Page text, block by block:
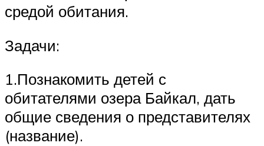
средой обитания.
Задачи:
1.Познакомить детей с
обитателями озера Байкал, дать
общие сведения о представителях
(название).